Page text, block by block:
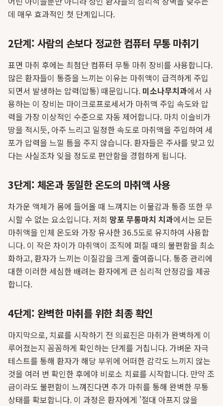
데 매우 효과적인 첫 단계입니다.
2단계: 사람의 손보다 정교한 컴퓨터 무통 마취기
표면 마취 후에는 최첨단 컴퓨터 무통 마취 장비를 사용합니다.
많은 환자들이 통증을 느끼는 이유는 마취액이 급격하게 주입
되면서 발생하는 압력(압통) 때문입니다. 미소나무치과에서 사
용하는 이 장비는 마이크로프로세서가 마취액 주입 속도와 압
력을 가장 이상적인 수준으로 자동 제어합니다. 마치 이슬비가
땅을 적시듯, 아주 느리고 일정한 속도로 마취액을 주입하여 세
포가 압력을 느낄 틈을 주지 않습니다. 환자들은 주사를 맞고 있
다는 사실조차 잊을 정도로 편안함을 경험하게 됩니다.
3단계: 체온과 동일한 온도의 마취액 사용
차가운 액체가 몸에 들어올 때 느껴지는 이물감과 통증 또한 무
시할 수 없는 요소입니다. 저희 망포 무통마치 치과에서는 모든
마취액을 인체 온도와 가장 유사한 36.5도로 유지하여 사용합
니다. 이 작은 차이가 마취액이 조직에 퍼질 때의 불편함을 최소
화하고, 환자가 느끼는 이질감을 크게 줄여줍니다. 통증 관리에
대한 이러한 세심한 배려는 환자에게 큰 심리적 안정감을 제공
합니다.
4단계: 완벽한 마취를 위한 최종 확인
마지막으로, 치료를 시작하기 전 의료진은 마취가 완벽하게 이
루어졌는지 꼼꼼하게 확인하는 단계를 거칩니다. 가벼운 자극
테스트를 통해 환자가 해당 부위에 어떠한 감각도 느끼지 않는
것을 여러 번 확인한 후에야 비로소 치료를 시작합니다. 만약 조
금이라도 불편함이 느껴진다면 추가 마취를 통해 완벽한 무통
상태를 확보합니다. 이 과정은 환자에게 '절대 아프지 않을